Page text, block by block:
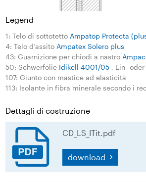
Legend
1: Telo di sottotetto Ampatop Protecta
4: Telo d’assito Ampatex Solero plus
43: Guarnizione per chiodi a nastro
50: Schwerfolie Idikell 4001/05 , Ein-
107: Giunto con mastice ad elasticità
113: Isolante in fibra minerale secondo i
Dettagli di costruzione
CD_LS_ITit.pdf
download